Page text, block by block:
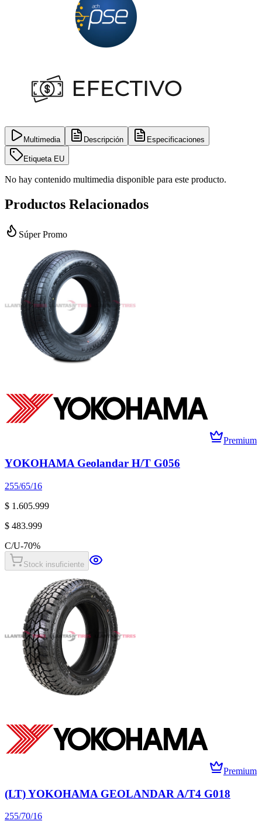
Multimedia Descripción Especificaciones
Etiqueta EU
No hay contenido multimedia disponible para este producto.
Productos Relacionados
Súper Promo
Premium
YOKOHAMA Geolandar H/T G056
255/65/16
$ 1.605.999
$ 483.999
C/U-70%
Stock insuficiente
Premium
(LT) YOKOHAMA GEOLANDAR A/T4 G018
255/70/16